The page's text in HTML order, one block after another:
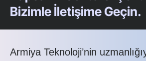
Bizimle İletişime Geçin.
Armiya Teknoloji’nin